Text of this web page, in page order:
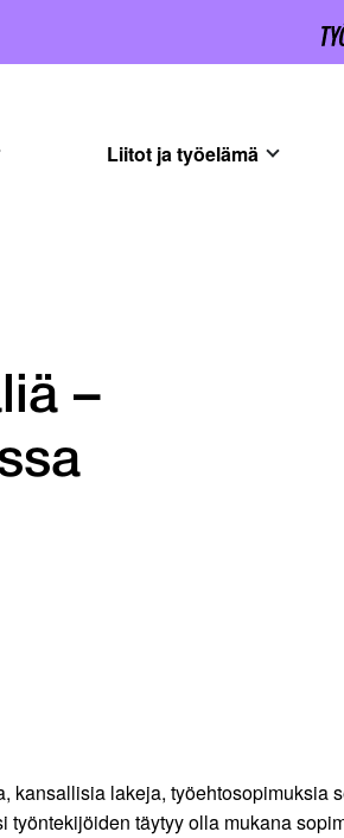
Liitot ja työelämä
–
lakeja, työehtosopimuksia
täytyy olla mukana